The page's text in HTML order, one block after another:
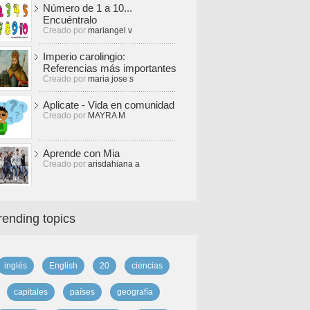
Número de 1 a 10...
Encuéntralo
Creado por mariangel v
Imperio carolingio:
Referencias más importantes
Creado por maria jose s
Aplicate - Vida en comunidad
Creado por MAYRA M
Aprende con Mia
Creado por arisdahiana a
topics
inglés English 20 ciencias
capitales países geografía